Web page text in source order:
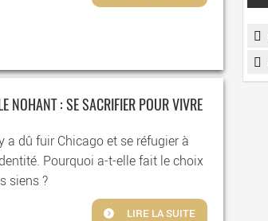
NOHANT : SE SACRIFIER POUR VIVRE
a dû fuir Chicago et se réfugier à
Pourquoi a-t-elle fait le choix
siens ?
LIRE LA SUITE